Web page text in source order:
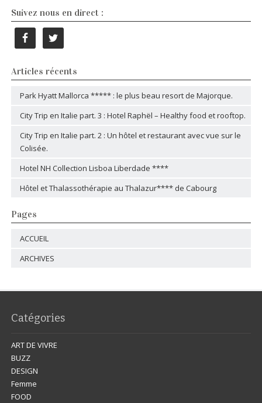
Suivez nous en direct :
Articles récents
Park Hyatt Mallorca ***** : le plus beau resort de Majorque.
City Trip en Italie part. 3 : Hotel Raphël – Healthy food et rooftop.
City Trip en Italie part. 2 : Un hôtel et restaurant avec vue sur le
Colisée.
Hotel NH Collection Lisboa Liberdade ****
Hôtel et Thalassothérapie au Thalazur**** de Cabourg
Pages
ACCUEIL
ARCHIVES
Catégories
ART DE VIVRE
BUZZ
DESIGN
Femme
FOOD